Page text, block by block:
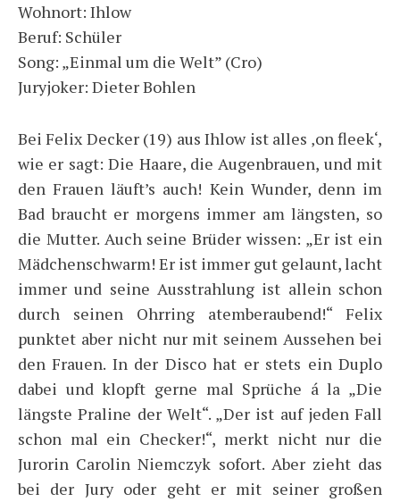
Wohnort: Ihlow
Beruf: Schüler
Song: „Einmal um die Welt” (Cro)
Juryjoker: Dieter Bohlen
Bei Felix Decker (19) aus Ihlow ist alles ‚on fleek‘,
wie er sagt: Die Haare, die Augenbrauen, und mit
den Frauen läuft’s auch! Kein Wunder, denn im
Bad braucht er morgens immer am längsten, so
die Mutter. Auch seine Brüder wissen: „Er ist ein
Mädchenschwarm! Er ist immer gut gelaunt, lacht
immer und seine Ausstrahlung ist allein schon
durch seinen Ohrring atemberaubend!“ Felix
punktet aber nicht nur mit seinem Aussehen bei
den Frauen. In der Disco hat er stets ein Duplo
dabei und klopft gerne mal Sprüche á la „Die
längste Praline der Welt“. „Der ist auf jeden Fall
schon mal ein Checker!“, merkt nicht nur die
Jurorin Carolin Niemczyk sofort. Aber zieht das
bei der Jury oder geht er mit seiner großen